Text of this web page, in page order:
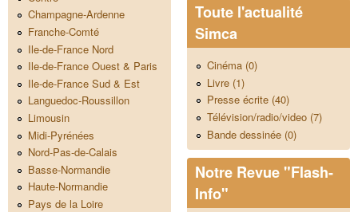
Champagne-Ardenne
Franche-Comté
Ile-de-France Nord
Ile-de-France Ouest & Paris
Ile-de-France Sud & Est
Languedoc-Roussillon
Limousin
Midi-Pyrénées
Nord-Pas-de-Calais
Basse-Normandie
Haute-Normandie
Pays de la Loire
Toute l'actualité
Simca
Cinéma (0)
Livre (1)
Presse écrite (40)
Télévision/radio/video (7)
Bande dessinée (0)
Notre Revue "Flash-
Info"